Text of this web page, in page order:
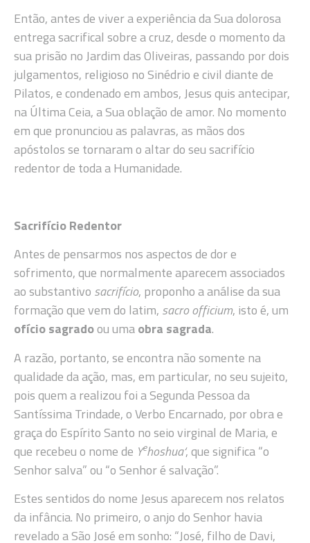
Então, antes de viver a experiência da Sua dolorosa
entrega sacrifical sobre a cruz, desde o momento da
sua prisão no Jardim das Oliveiras, passando por dois
julgamentos, religioso no Sinédrio e civil diante de
Pilatos, e condenado em ambos, Jesus quis antecipar,
na Última Ceia, a Sua oblação de amor. No momento
em que pronunciou as palavras, as mãos dos
apóstolos se tornaram o altar do seu sacrifício
redentor de toda a Humanidade.
Sacrifício Redentor
Antes de pensarmos nos aspectos de dor e
sofrimento, que normalmente aparecem associados
ao substantivo sacrifício, proponho a análise da sua
formação que vem do latim, sacro officium, isto é, um
ofício sagradoou umaobra sagrada.
A razão, portanto, se encontra não somente na
qualidade da ação, mas, em particular, no seu sujeito,
pois quem a realizou foi a Segunda Pessoa da
Santíssima Trindade, o Verbo Encarnado, por obra e
graça do Espírito Santo no seio virginal de Maria, e
que recebeu o nome de Yehoshua‘, que significa “o
Senhor salva” ou “o Senhor é salvação”.
Estes sentidos do nome Jesus aparecem nos relatos
da infância. No primeiro, o anjo do Senhor havia
revelado a São José em sonho: “José, filho de Davi,